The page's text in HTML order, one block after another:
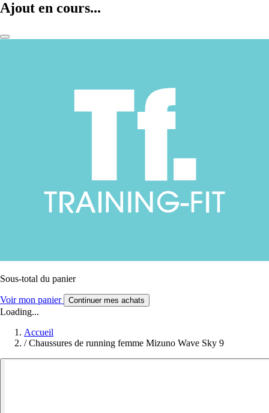
Ajout en cours...
Sous-total du panier
Voir mon panier Continuer mes achats
Loading...
Accueil
/ Chaussures de running femme Mizuno Wave Sky 9